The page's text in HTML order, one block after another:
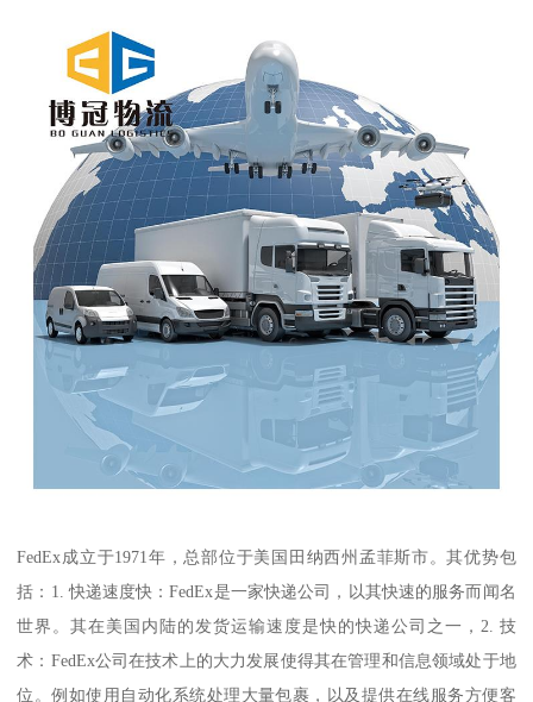
FedEx成立于1971年，总部位于美国田纳西州孟菲斯市。其优势包
括：1. 快递速度快：FedEx是一家快递公司，以其快速的服务而闻名
世界。其在美国内陆的发货运输速度是快的快递公司之一，2. 技
术：FedEx公司在技术上的大力发展使得其在管理和信息领域处于地
位。例如使用自动化系统处理大量包裹，以及提供在线服务方便客